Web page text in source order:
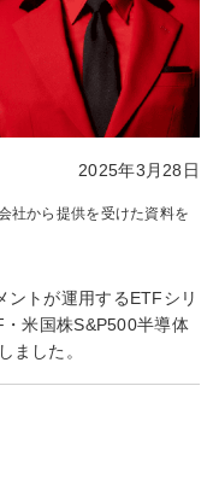
2025年3月28日
社から提供を受けた資料を
トが運用するETFシリ
米国株S&P500半導体
ました。